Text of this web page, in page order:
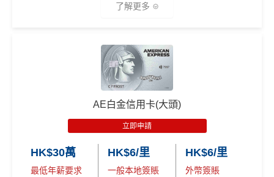
0.75X 積分」優惠
（每季上限 HK$10,0
00）
📍登記優惠 2：htt
ps://shorturl.at/Y
🎯 第二階段：本地迎新簽賬獎賞 (累積簽滿 HK$8,00
0 本地簽賬)
了解更多
迎新禮遇 AE白金卡里先生優惠
2026年7月30日至8月31日23:59期間
$9,500，無得傾必需俾，留意新客及現有
全新美國運通基本卡會員*：迎新高達
(可換80,000里) +88里賞金#(由里先生派出)
現時或於申請日期起計過去 12 個月內
或取消任何由美國運通香港批核的信用卡或簽賬卡之基本
卡會員。
AE白金信用卡(大頭)
立即申請
HK$30萬
最低年薪要求
HK$6/里
一般本地簽賬
HK$6/里
外幣簽賬